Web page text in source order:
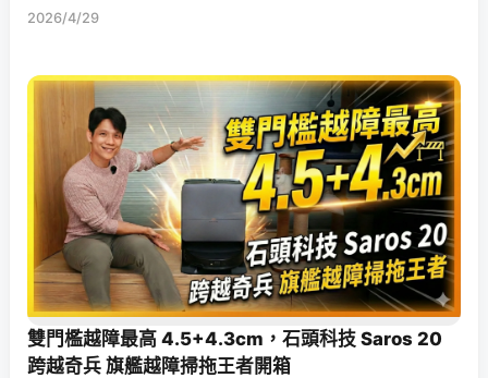
2026/4/29
雙門檻越障最高 4.5+4.3cm，石頭科技 Saros 20
跨越奇兵 旗艦越障掃拖王者開箱